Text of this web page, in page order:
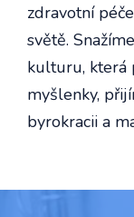
zdravotní
světě.
kulturu, která
myšlenky,
byrokracii a